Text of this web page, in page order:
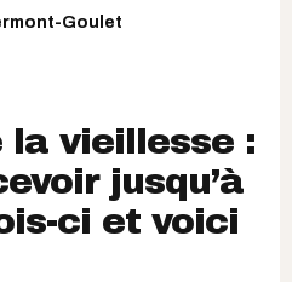
Goulet
la vieillesse :
jusqu’à
ci et voici